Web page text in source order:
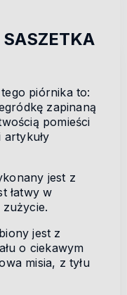
piórnika to:
zapinaną
pomieści
jest z
łatwy w
jest z
o ciekawym
misia, z tyłu